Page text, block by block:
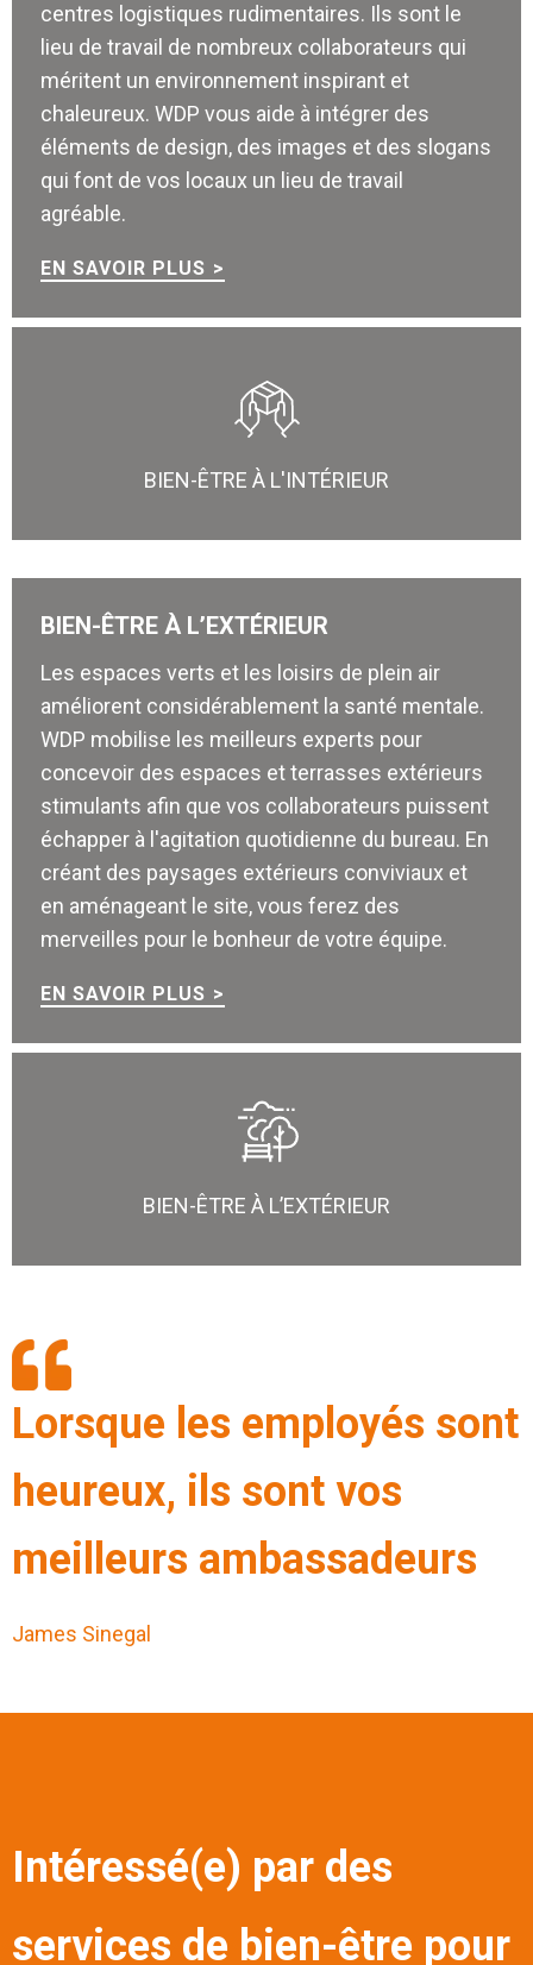
centres logistiques rudimentaires. Ils sont le
lieu de travail de nombreux collaborateurs qui
méritent un environnement inspirant et
chaleureux. WDP vous aide à intégrer des
éléments de design, des images et des slogans
qui font de vos locaux un lieu de travail
agréable.
EN SAVOIR PLUS
BIEN-ÊTRE À L'INTÉRIEUR
BIEN-ÊTRE À L’EXTÉRIEUR
Les espaces verts et les loisirs de plein air
améliorent considérablement la santé mentale.
WDP mobilise les meilleurs experts pour
concevoir des espaces et terrasses extérieurs
stimulants afin que vos collaborateurs puissent
échapper à l'agitation quotidienne du bureau. En
créant des paysages extérieurs conviviaux et
en aménageant le site, vous ferez des
merveilles pour le bonheur de votre équipe.
EN SAVOIR PLUS
BIEN-ÊTRE À L’EXTÉRIEUR
Lorsque les employés sont
heureux, ils sont vos
meilleurs ambassadeurs
James Sinegal
Intéressé(e) par des
services de bien-être pour